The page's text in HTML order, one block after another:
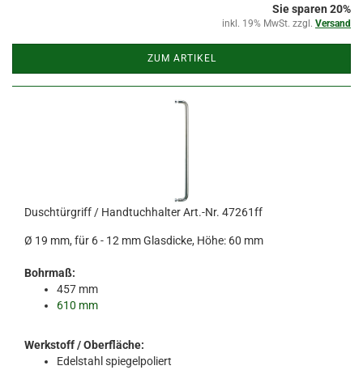
Sie sparen 20%
inkl. 19% MwSt. zzgl. Versand
ZUM ARTIKEL
Duschtürgriff / Handtuchhalter Art.-Nr. 47261ff
Ø 19 mm, für 6 - 12 mm Glasdicke, Höhe: 60 mm
Bohrmaß:
457 mm
610 mm
Werkstoff / Oberfläche:
Edelstahl spiegelpoliert